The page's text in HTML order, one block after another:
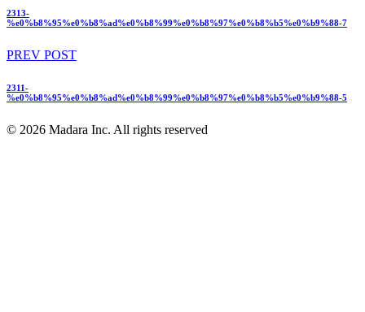
2313-
%e0%b8%95%e0%b8%ad%e0%b8%99%e0%b8%97%e0%b8%b5%e0%b9%88-7
PREV POST
2311-
%e0%b8%95%e0%b8%ad%e0%b8%99%e0%b8%97%e0%b8%b5%e0%b9%88-5
© 2026 Madara Inc. All rights reserved